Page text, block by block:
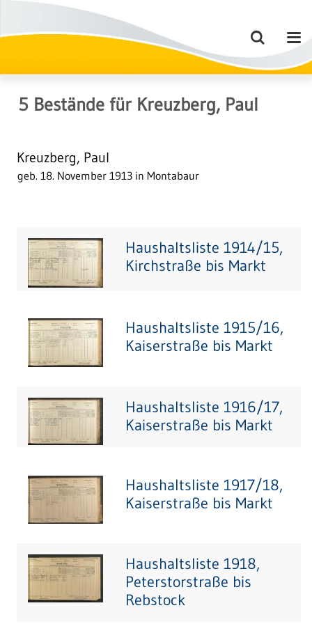
5 Bestände für Kreuzberg, Paul
Kreuzberg, Paul
geb. 18. November 1913 in Montabaur
Haushaltsliste 1914/15,
Kirchstraße bis Markt
Haushaltsliste 1915/16,
Kaiserstraße bis Markt
Haushaltsliste 1916/17,
Kaiserstraße bis Markt
Haushaltsliste 1917/18,
Kaiserstraße bis Markt
Haushaltsliste 1918,
Peterstorstraße bis
Rebstock